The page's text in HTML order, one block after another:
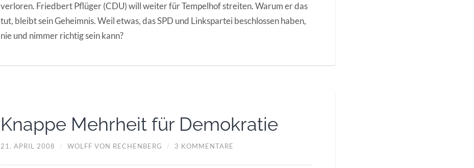
verloren. Friedbert Pflüger (CDU) will weiter für Tempelhof streiten. Warum er das
tut, bleibt sein Geheimnis. Weil etwas, das SPD und Linkspartei beschlossen haben,
nie und nimmer richtig sein kann?
Knappe Mehrheit für Demokratie
21. APRIL 2008 / WOLFF VON RECHENBERG / 3 KOMMENTARE